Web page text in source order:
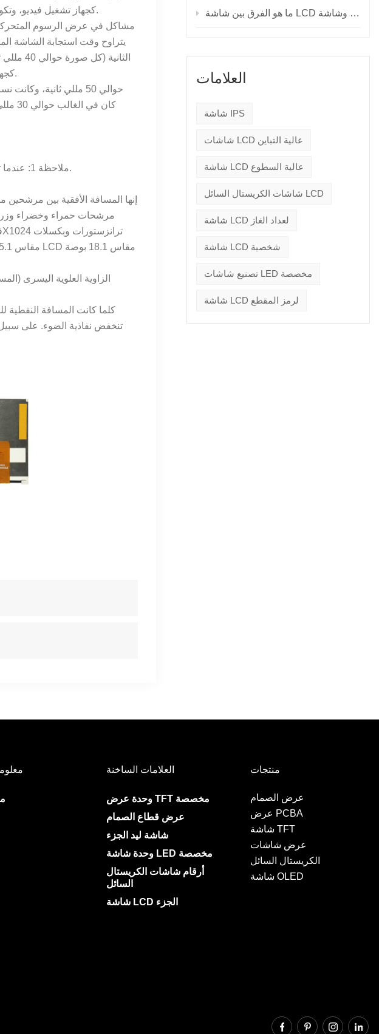
العلامات
شاشة IPS
شاشات LCD عالية التباين
شاشة LCD عالية السطوع
شاشات الكريستال السائل LCD
شاشة LCD لعداد الغاز
شاشة LCD شخصية
تصنيع شاشات LED مخصصة
شاشة LCD لرمز المقطع
ذلك، فإن هذا لا يعني أنه لا يمكن استخدام شاشة LCD كجهاز تشغيل فيديو، وتكون سرعة استجابتها كافية بالنسبة لمعظم التطبيقات.
أنه لا يمكن استخدام شاشة LCD كجهاز تشغيل فيديو، وتكون سرعة استجابتها كافية بالنسبة لمعظم التطبيقات.
ملاحظة 1: عندما تتجاوز السرعة 25 إطارًا في الثانية، ستعتبر العين البشرية الصورة المتغيرة باستمرار بمثابة صورة مستمرة.
إنها المسافة الأفقية بين
مرشحات حمراء وخضراء
كلما كانت المسافة النقطية
العلامات الساخنة
وحدة عرض TFT مخصصة
عرض قطاع الصمام
شاشة ليد الجزء
وحدة شاشة LED مخصصة
أرقام شاشات الكريستال
السائل
شاشة LCD الجزء
منتجات
عرض الصمام
عرض PCBA
شاشة TFT
عرض شاشات
الكريستال السائل
شاشة OLED